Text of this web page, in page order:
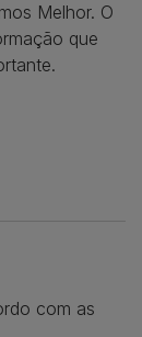
Melhor. O
que
com as